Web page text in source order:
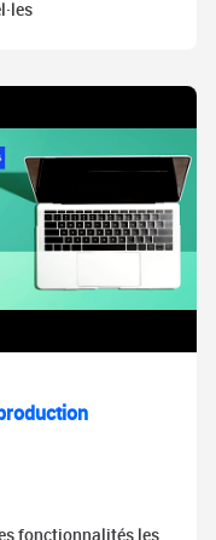
fonctionnalités les